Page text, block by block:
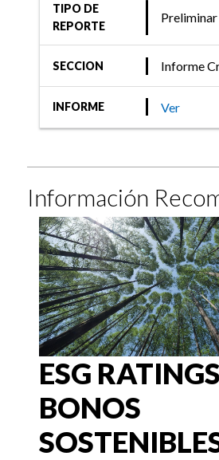
TIPO DE
REPORTE
Preliminar
SECCION Informe
INFORME Ver
Información
ESG
BONOS